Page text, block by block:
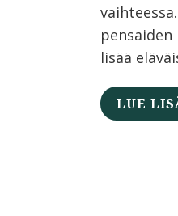
lisää
LUE